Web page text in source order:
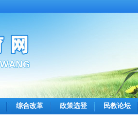
综合改革 政策选登 民教论坛